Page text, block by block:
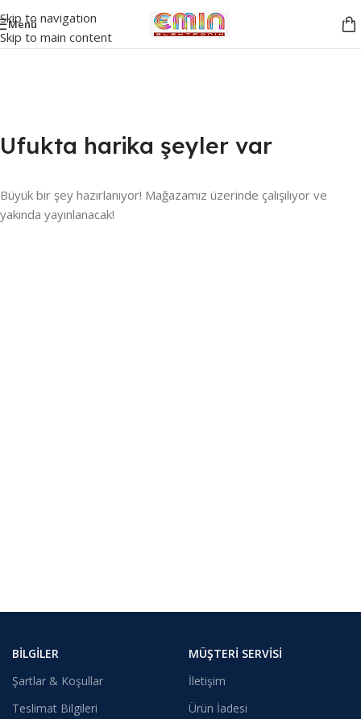
Skip to navigation
Skip to main content
Menü
Ufukta harika şeyler var
Büyük bir şey hazırlanıyor! Mağazamız üzerinde çalışılıyor ve
yakında yayınlanacak!
BILGILER
Şartlar & Koşullar
Teslimat Bilgileri
MÜŞTERI SERVISI
İletişim
Ürün İadesi